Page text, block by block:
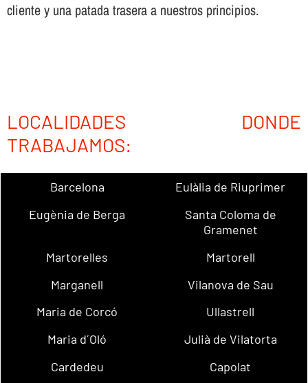
cliente y una patada trasera a nuestros principios.
LOCALIDADES DONDE
TRABAJAMOS:
Barcelona
Eulàlia de Riuprimer
Eugènia de Berga
Santa Coloma de
Gramenet
Martorelles
Martorell
Marganell
Vilanova de Sau
Maria de Corcó
Ullastrell
Maria d´Oló
Julià de Vilatorta
Cardedeu
Capolat